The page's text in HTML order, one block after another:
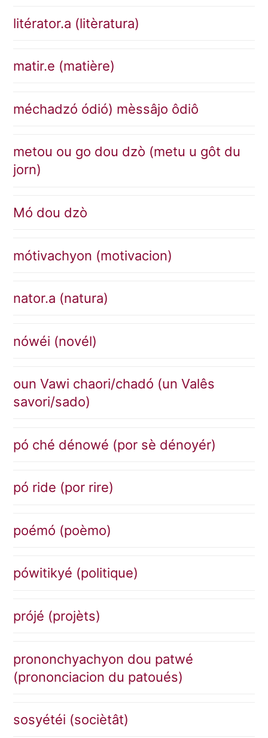
litérator.a (litèratura)
matir.e (matière)
méchadzó ódió) mèssâjo ôdiô
metou ou go dou dzò (metu u gôt du
jorn)
Mó dou dzò
mótivachyon (motivacion)
nator.a (natura)
nówéi (novél)
oun Vawi chaori/chadó (un Valês
savori/sado)
pó ché dénowé (por sè dénoyér)
pó ride (por rire)
poémó (poèmo)
pówitikyé (politique)
prójé (projèts)
prononchyachyon dou patwé
(prononciacion du patoués)
sosyétéi (sociètât)